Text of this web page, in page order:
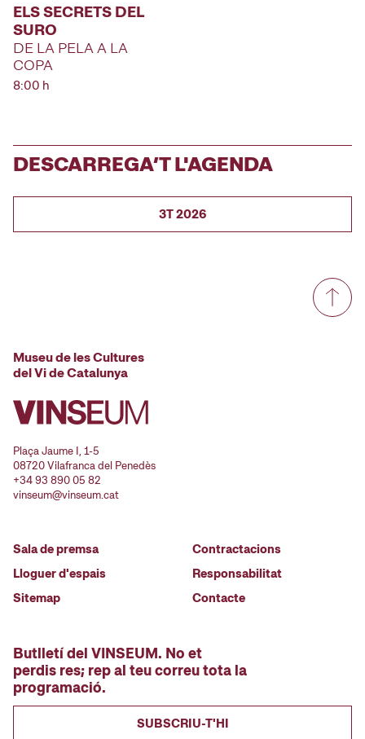
ELS SECRETS DEL
SURO
DE LA PELA A LA
COPA
8:00 h
DESCARREGA’T L'AGENDA
3T 2026
Museu de les Cultures
del Vi de Catalunya
Plaça Jaume I, 1-5
08720 Vilafranca del Penedès
+34 93 890 05 82
vinseum@vinseum.cat
Sala de premsa
Lloguer d'espais
Sitemap
Contractacions
Responsabilitat
Contacte
Butlletí del VINSEUM. No et
perdis res; rep al teu correu tota la
programació.
SUBSCRIU-T'HI